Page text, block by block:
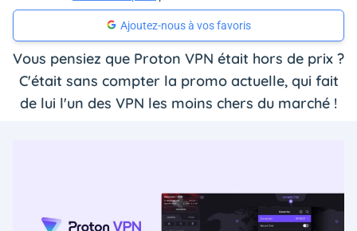
Ajoutez-nous à vos favoris
Vous pensiez que Proton VPN était hors de prix ?
C'était sans compter la promo actuelle, qui fait
de lui l'un des VPN les moins chers du marché !